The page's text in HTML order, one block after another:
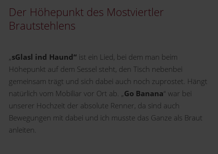
Der Höhepunkt des Mostviertler
Brautstehlens
„sGlasl ind Haund“ ist ein Lied, bei dem man beim
Höhepunkt auf dem Sessel steht, den Tisch nebenbei
gemeinsam trägt und sich dabei auch noch zuprostet. Hängt
natürlich vom Mobiliar vor Ort ab. „Go Banana“ war bei
unserer Hochzeit der absolute Renner, da sind auch
Bewegungen mit dabei und ich musste das Ganze als Braut
anleiten.